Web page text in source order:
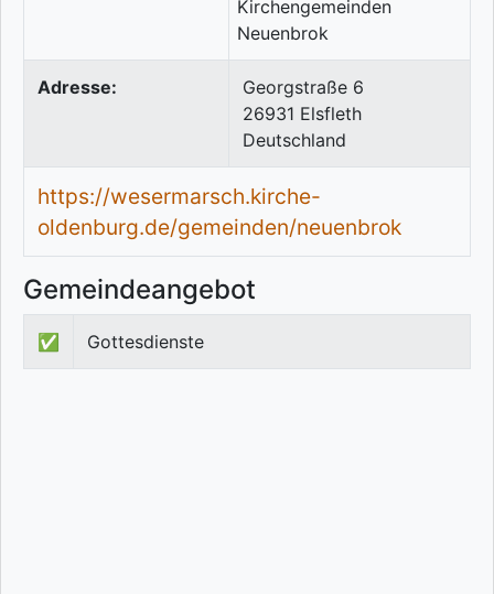
Adresse:
Georgstraße 6
26931 Elsfleth
Deutschland
https://wesermarsch.kirche-
oldenburg.de/gemeinden/neuenbrok
Gemeindeangebot
✅ Gottesdienste